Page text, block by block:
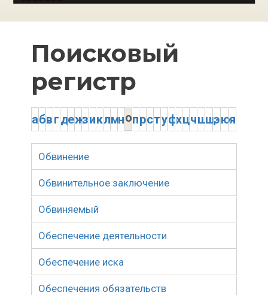
Поисковый
регистр
абвгдежзиклмнопрстуфхцчшщэюя
Обвинение
Обвинительное заключение
Обвиняемый
Обеспечение деятельности
Обеспечение иска
Обеспечения обязательств